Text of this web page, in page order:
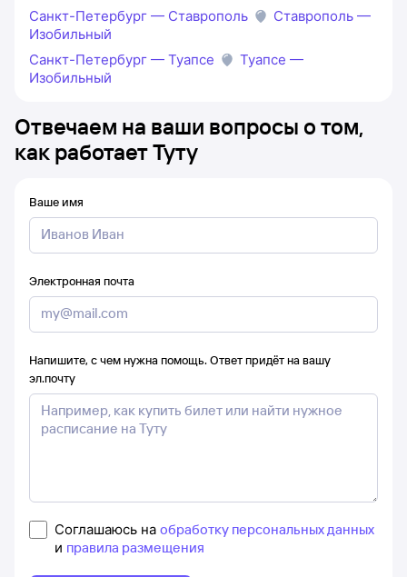
Санкт-Петербург — Ставрополь
Ставрополь —
Изобильный
Санкт-Петербург — Туапсе
Туапсе —
Изобильный
Отвечаем на ваши вопросы о том,
как работает Туту
Ваше имя
Электронная почта
Напишите, с чем нужна помощь. Ответ придёт на вашу
эл.почту
Соглашаюсь на обработку персональных данных
и правила размещения